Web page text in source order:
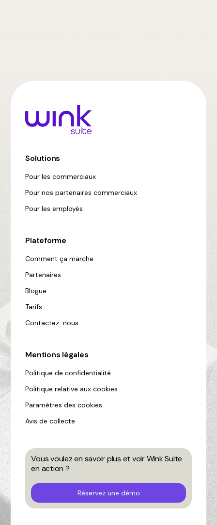
Solutions
Pour les commerciaux
Pour nos partenaires commerciaux
Pour les employés
Plateforme
Comment ça marche
Partenaires
Blogue
Tarifs
Contactez-nous
Mentions légales
Politique de confidentialité
Politique relative aux cookies
Paramètres des cookies
Avis de collecte
Vous voulez en savoir plus et voir Wink Suite
en action ?
Réservez une démo